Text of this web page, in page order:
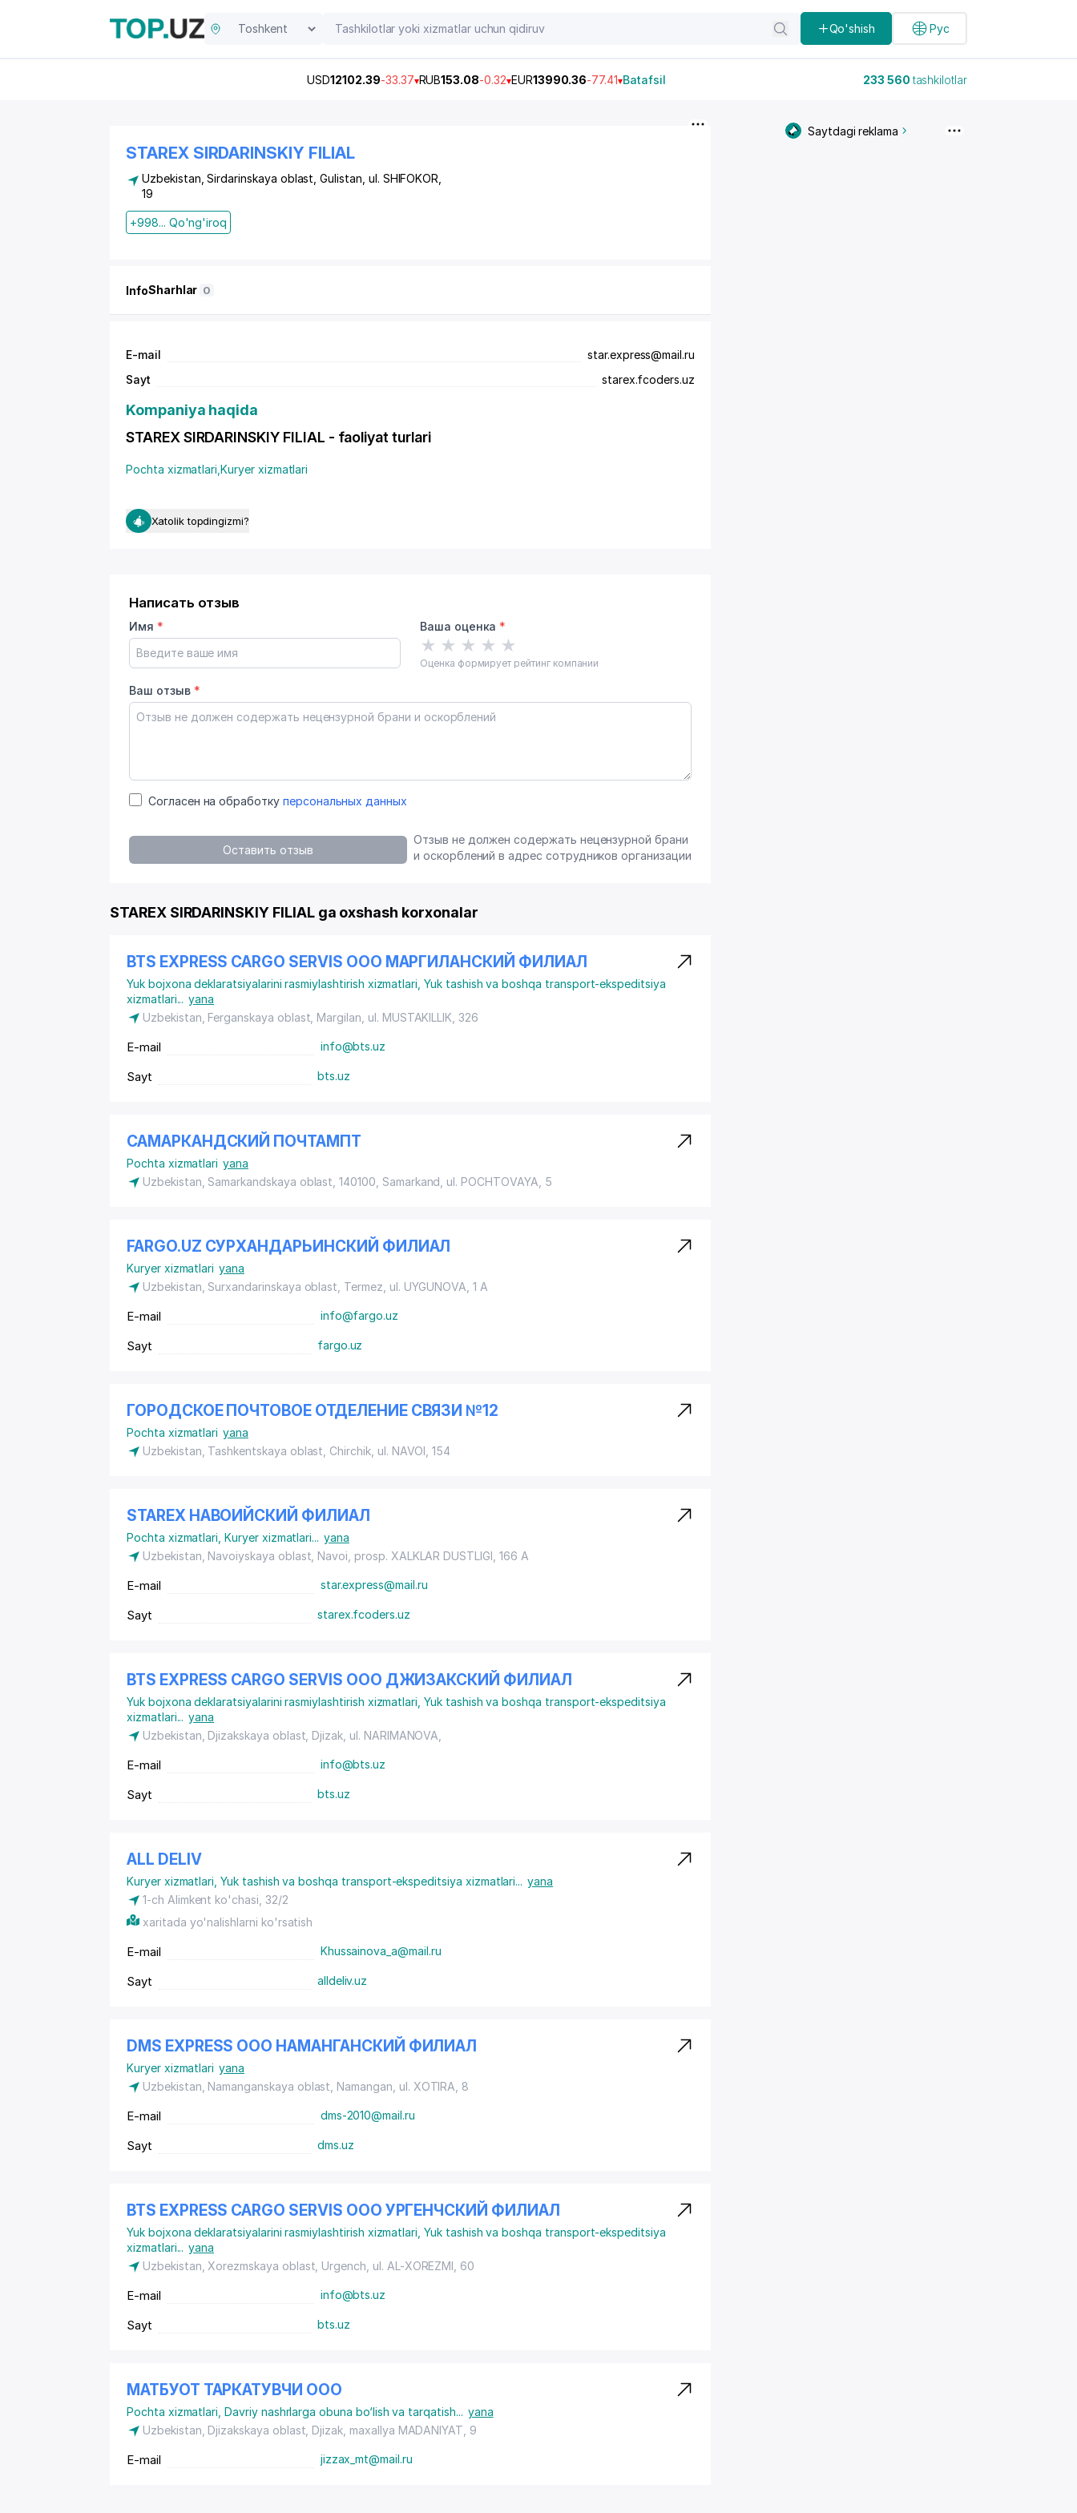
Qo'shish Рус
USD12102.39-33.37 RUB153.08-0.32 EUR13990.36-77.41 Batafsil 233 560tashkilotlar
STAREX SIRDARINSKIY FILIAL
Uzbekistan, Sirdarinskaya oblast, Gulistan, ul. SHIFOKOR
19
+998... Qo'ng'iroq
InfoSharhlar 0
E-mail
star.express@mail.ru
Sayt
starex.fcoders.uz
Kompaniya haqida
STAREX SIRDARINSKIY FILIAL - faoliyat turlari
Pochta xizmatlari ,Kuryer xizmatlari
Xatolik topdingizmi?
Написать отзыв
Имя * Ваша оценка *
★ ★ ★ ★ ★
Оценка формирует рейтинг компании
Ваш отзыв *
Согласен на обработку персональных данных
Оставить отзыв
Отзыв не должен содержать нецензурной брани
и оскорблений в адрес сотрудников организации
STAREX SIRDARINSKIY FILIAL ga oxshash korxonalar
BTS EXPRESS CARGO SERVIS ООО МАРГИЛАНСКИЙ ФИЛИАЛ
Yuk bojxona deklaratsiyalarini rasmiylashtirish xizmatlari ,Yuk tashish va boshqa transport-ekspeditsiya
xizmatlari... yana
Uzbekistan, Ferganskaya oblast, Margilan, ul. MUSTAKILLIK , 326
E-mail info@bts.uz
Sayt bts.uz
САМАРКАНДСКИЙ ПОЧТАМПТ
Pochta xizmatlari yana
Uzbekistan, Samarkandskaya oblast, 140100, Samarkand, ul. POCHTOVAYA, 5
FARGO.UZ СУРХАНДАРЬИНСКИЙ ФИЛИАЛ
Kuryer xizmatlari yana
Uzbekistan, Surxandarinskaya oblast, Termez, ul. UYGUNOVA , 1 A
E-mail info@fargo.uz
Sayt fargo.uz
ГОРОДСКОЕ ПОЧТОВОЕ ОТДЕЛЕНИЕ СВЯЗИ №12
Pochta xizmatlari yana
Uzbekistan, Tashkentskaya oblast, Chirchik, ul. NAVOI, 154
STAREX НАВОИЙСКИЙ ФИЛИАЛ
Pochta xizmatlari ,Kuryer xizmatlari... yana
Uzbekistan, Navoiyskaya oblast, Navoi, prosp. XALKLAR DUSTLIGI , 166 A
E-mail star.express@mail.ru
Sayt starex.fcoders.uz
BTS EXPRESS CARGO SERVIS ООО ДЖИЗАКСКИЙ ФИЛИАЛ
Yuk bojxona deklaratsiyalarini rasmiylashtirish xizmatlari ,Yuk tashish va boshqa transport-ekspeditsiya
xizmatlari... yana
Uzbekistan, Djizakskaya oblast, Djizak, ul. NARIMANOVA
E-mail info@bts.uz
Sayt bts.uz
ALL DELIV
Kuryer xizmatlari ,Yuk tashish va boshqa transport-ekspeditsiya xizmatlari... yana
1-ch Alimkent ko'chasi, 32/2
xaritada yo'nalishlarni ko'rsatish
E-mail Khussainova_a@mail.ru
Sayt alldeliv.uz
DMS EXPRESS ООО НАМАНГАНСКИЙ ФИЛИАЛ
Kuryer xizmatlari yana
Uzbekistan, Namanganskaya oblast, Namangan, ul. XOTIRA, 8
E-mail dms-2010@mail.ru
Sayt dms.uz
BTS EXPRESS CARGO SERVIS ООО УРГЕНЧСКИЙ ФИЛИАЛ
Yuk bojxona deklaratsiyalarini rasmiylashtirish xizmatlari ,Yuk tashish va boshqa transport-ekspeditsiya
xizmatlari... yana
Uzbekistan, Xorezmskaya oblast, Urgench, ul. AL-XOREZMI , 60
E-mail info@bts.uz
Sayt bts.uz
МАТБУОТ ТАРКАТУВЧИ ООО
Pochta xizmatlari ,Davriy nashrlarga obuna bo‘lish va tarqatish... yana
Uzbekistan, Djizakskaya oblast, Djizak, maxallya MADANIYAT , 9
E-mail jizzax_mt@mail.ru
Saytdagi reklama